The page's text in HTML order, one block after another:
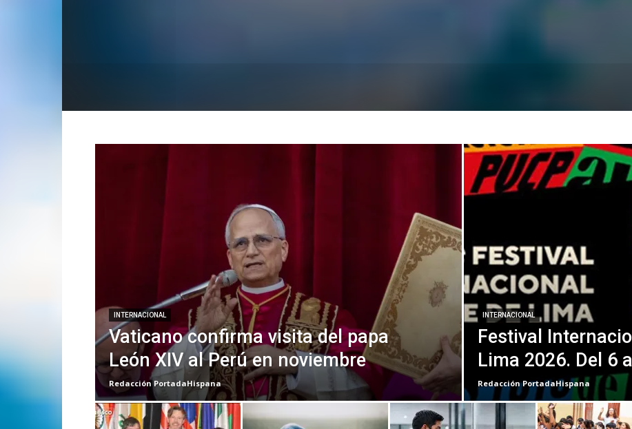
INTERNACIONAL
Vaticano confirma visita del papa
León XIV al Perú en noviembre
Redacción PortadaHispana
INTERNACIONAL
Festival
Lima 2026. Del 6
Redacción PortadaHispana